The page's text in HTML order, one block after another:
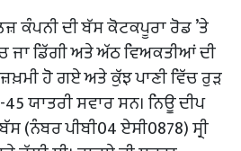
ਕੰਪਨੀ ਦੀ ਬੱਸ ਕੋਟਕਪੂਰਾ ਰੋਡ ’ਤੇ
ਜਾ ਡਿੱਗੀ ਅਤੇ ਅੱਠ ਵਿਅਕਤੀਆਂ ਦੀ
ਹੋ ਗਏ ਅਤੇ ਕੁੱਝ ਪਾਣੀ ਵਿੱਚ ਰੁੜ
ਯਾਤਰੀ ਸਵਾਰ ਸਨ। ਨਿਊ ਦੀਪ
(ਨੰਬਰ ਪੀਬੀ04 ਏਸੀ0878) ਸ੍ਰੀ